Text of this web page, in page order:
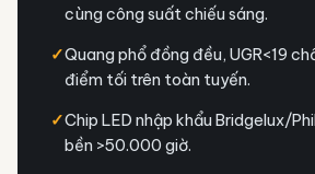
cùng công suất chiếu sáng.
✓Quang phổ đồng đều, UGR<19
điểm tối trên toàn tuyến.
✓Chip LED nhập khẩu Bridgelux/
bền >50.000 giờ.